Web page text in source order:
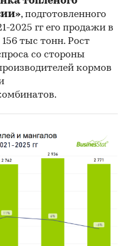
, подготовленного
2025 гг его продажи в
тыс тонн. Рост
со стороны
кормов